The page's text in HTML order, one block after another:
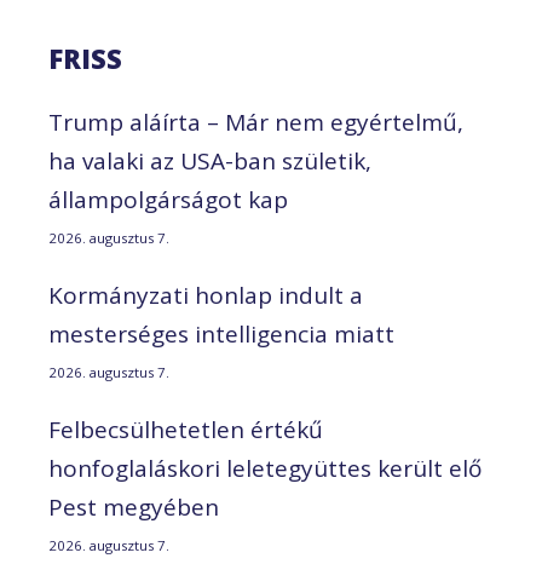
FRISS
Trump aláírta – Már nem egyértelmű,
ha valaki az USA-ban születik,
állampolgárságot kap
2026. augusztus 7.
Kormányzati honlap indult a
mesterséges intelligencia miatt
2026. augusztus 7.
Felbecsülhetetlen értékű
honfoglaláskori leletegyüttes került elő
Pest megyében
2026. augusztus 7.